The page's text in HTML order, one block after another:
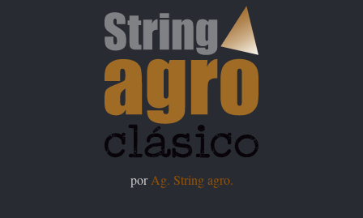
porAg. String agro.